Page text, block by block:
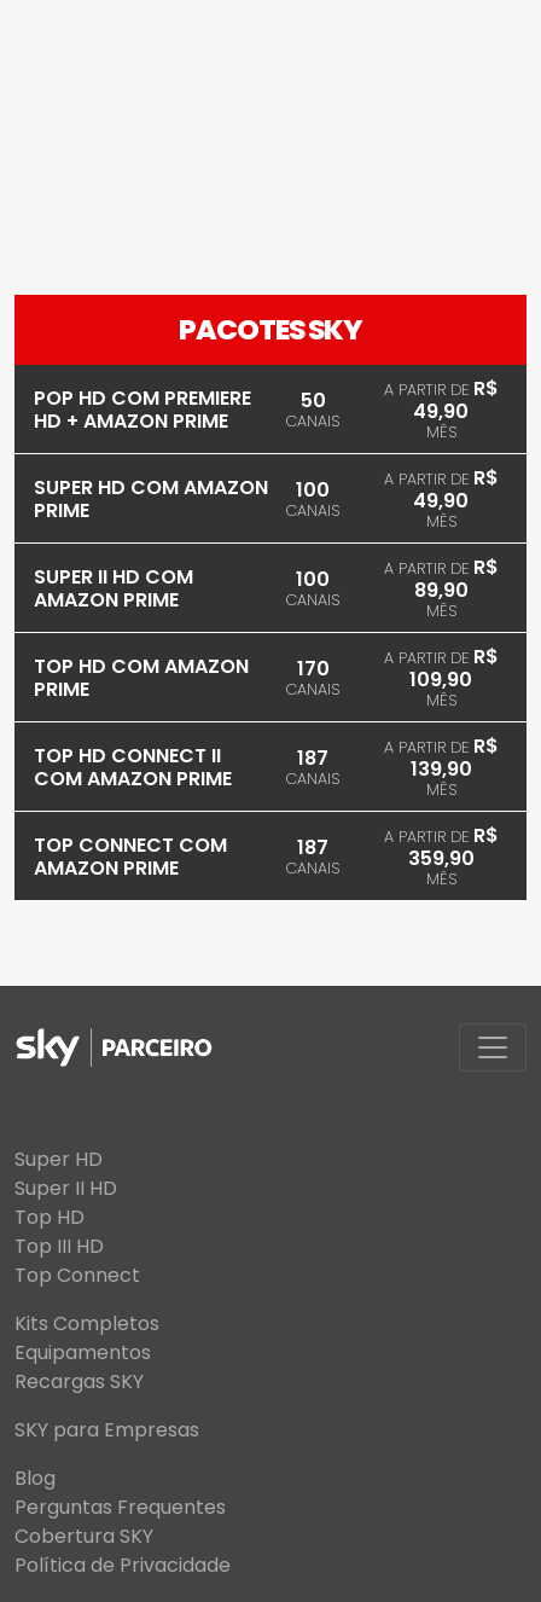
PACOTES SKY
POP HD COM PREMIERE
HD + AMAZON PRIME
50
CANAIS
A PARTIR DE R$
49,90
MÊS
SUPER HD COM AMAZON
PRIME
100
CANAIS
A PARTIR DE R$
49,90
MÊS
SUPER II HD COM
AMAZON PRIME
100
CANAIS
A PARTIR DE R$
89,90
MÊS
TOP HD COM AMAZON
PRIME
170
CANAIS
A PARTIR DE R$
109,90
MÊS
TOP HD CONNECT II
COM AMAZON PRIME
187
CANAIS
A PARTIR DE R$
139,90
MÊS
TOP CONNECT COM
AMAZON PRIME
187
CANAIS
A PARTIR DE R$
359,90
MÊS
Super HD
Super II HD
Top HD
Top III HD
Top Connect
Kits Completos
Equipamentos
Recargas SKY
SKY para Empresas
Blog
Perguntas Frequentes
Cobertura SKY
Política de Privacidade